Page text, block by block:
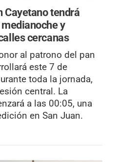
Cayetano tendrá
y
cercanas
al patrono del pan
este 7 de
toda la jornada,
central. La
a las 00:05, una
en San Juan.